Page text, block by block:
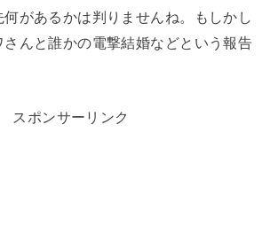
何があるかは判りませんね。もしかし
さんと誰かの電撃結婚などという報告
スポンサーリンク